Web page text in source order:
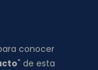
conocer
" de esta